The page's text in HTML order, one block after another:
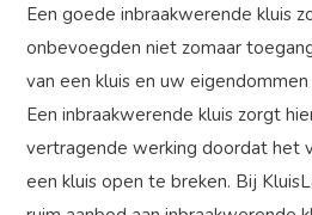
Een goede inbraakwerende kluis
onbevoegden niet zomaar
van een kluis en uw
Een inbraakwerende kluis zorgt
vertragende werking doordat het
een kluis open te breken. Bij